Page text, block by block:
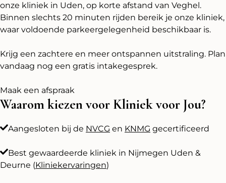
onze kliniek in Uden, op korte afstand van Veghel.
Binnen slechts 20 minuten rijden bereik je onze kliniek,
waar voldoende parkeergelegenheid beschikbaar is.
Krijg een zachtere en meer ontspannen uitstraling. Plan
vandaag nog een gratis intakegesprek.
Maak een afspraak
Waarom kiezen voor Kliniek voor Jou?
Aangesloten bij de NVCG en KNMG gecertificeerd
Best gewaardeerde kliniek in Nijmegen Uden &
Deurne (Kliniekervaringen)